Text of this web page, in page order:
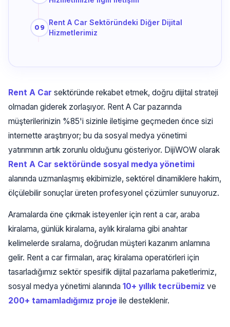
Rent A Car Sektöründeki Diğer Dijital
Hizmetlerimiz
Rent A Car sektöründe rekabet etmek, doğru dijital strateji
olmadan giderek zorlaşıyor. Rent A Car pazarında
müşterilerinizin %85'i sizinle iletişime geçmeden önce sizi
internette araştırıyor; bu da sosyal medya yönetimi
yatırımının artık zorunlu olduğunu gösteriyor. DijiWOW olarak
Rent A Car sektöründe sosyal medya yönetimi
alanında uzmanlaşmış ekibimizle, sektörel dinamiklere hakim,
ölçülebilir sonuçlar üreten profesyonel çözümler sunuyoruz.
Aramalarda öne çıkmak isteyenler için rent a car, araba
kiralama, günlük kiralama, aylık kiralama gibi anahtar
kelimelerde sıralama, doğrudan müşteri kazanım anlamına
gelir. Rent a car firmaları, araç kiralama operatörleri için
tasarladığımız sektör spesifik dijital pazarlama paketlerimiz,
sosyal medya yönetimi alanında 10+ yıllık tecrübemiz ve
200+ tamamladığımız proje ile desteklenir.